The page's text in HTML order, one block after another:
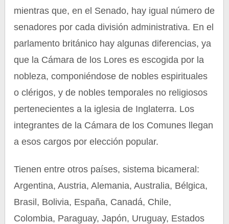
mientras que, en el Senado, hay igual número de
senadores por cada división administrativa. En el
parlamento británico hay algunas diferencias, ya
que la Cámara de los Lores es escogida por la
nobleza, componiéndose de nobles espirituales
o clérigos, y de nobles temporales no religiosos
pertenecientes a la iglesia de Inglaterra. Los
integrantes de la Cámara de los Comunes llegan
a esos cargos por elección popular.
Tienen entre otros países, sistema bicameral:
Argentina, Austria, Alemania, Australia, Bélgica,
Brasil, Bolivia, España, Canadá, Chile,
Colombia, Paraguay, Japón, Uruguay, Estados